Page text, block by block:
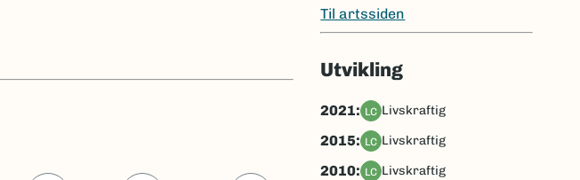
Til artssiden
Utvikling
2021: LC livskraftig
2015: LC livskraftig
2010: LC livskraftig